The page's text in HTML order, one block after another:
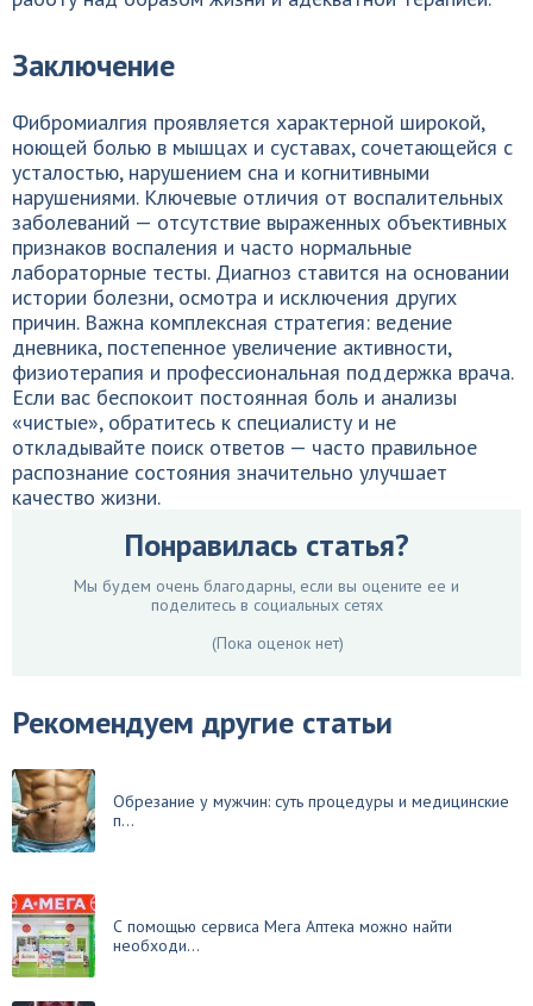
Заключение
Фибромиалгия проявляется характерной широкой,
ноющей болью в мышцах и суставах, сочетающейся с
усталостью, нарушением сна и когнитивными
нарушениями. Ключевые отличия от воспалительных
заболеваний — отсутствие выраженных объективных
признаков воспаления и часто нормальные
лабораторные тесты. Диагноз ставится на основании
истории болезни, осмотра и исключения других
причин. Важна комплексная стратегия: ведение
дневника, постепенное увеличение активности,
физиотерапия и профессиональная поддержка врача.
Если вас беспокоит постоянная боль и анализы
«чистые», обратитесь к специалисту и не
откладывайте поиск ответов — часто правильное
распознание состояния значительно улучшает
качество жизни.
Понравилась статья?
Мы будем очень благодарны, если вы оцените ее и
поделитесь в социальных сетях
(Пока оценок нет)
Рекомендуем другие статьи
Обрезание у мужчин: суть процедуры и медицинские
п...
С помощью сервиса Мега Аптека можно найти
необходи...